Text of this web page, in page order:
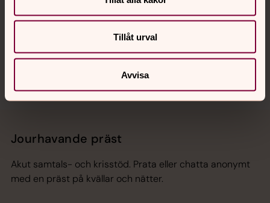
Tillåt urval
Avvisa
Jourhavande präst
Akut samtals- och krisstöd. Prata eller chatta anonymt
med en präst på kvällar och nätter.